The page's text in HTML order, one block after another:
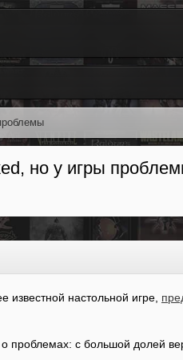
но у игры
настольной игре,
с большой долей